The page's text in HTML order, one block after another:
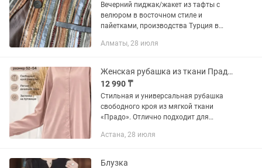
Вечерний пиджак/жакет из тафты с
велюром в восточном стиле и
пайетками, производства Турция в
по спинке 63 см. Элегантный пиджачок
Алматы, 28 июля
Женская рубашка из ткани Прадо, размер 52/54
12 990 ₸
Стильная и универсальная рубашка
свободного кроя из мягкой ткани
«Прадо». Отлично подходит для
Легкий материал приятен к телу, не
Астана, 28 июля
Блузка